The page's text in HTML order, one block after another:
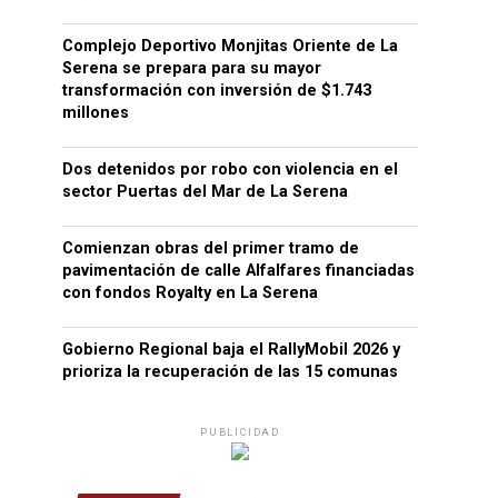
Complejo Deportivo Monjitas Oriente de La
Serena se prepara para su mayor
transformación con inversión de $1.743
millones
Dos detenidos por robo con violencia en el
sector Puertas del Mar de La Serena
Comienzan obras del primer tramo de
pavimentación de calle Alfalfares financiadas
con fondos Royalty en La Serena
Gobierno Regional baja el RallyMobil 2026 y
prioriza la recuperación de las 15 comunas
PUBLICIDAD